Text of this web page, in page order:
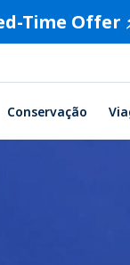
Time Offer
Conservação